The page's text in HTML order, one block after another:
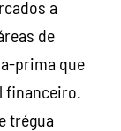
a
de
prima que
financeiro.
trégua